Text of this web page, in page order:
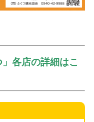
各店の詳細はこ